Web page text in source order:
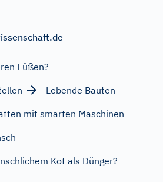
Füßen?
Lebende Bauten
mit smarten Maschinen
Kot als Dünger?